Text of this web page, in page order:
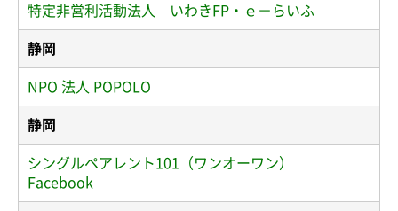
特定非営利活動法人 いわきFP・ｅ－らいふ
静岡
NPO 法人 POPOLO
静岡
シングルペアレント101（ワンオーワン）
Facebook